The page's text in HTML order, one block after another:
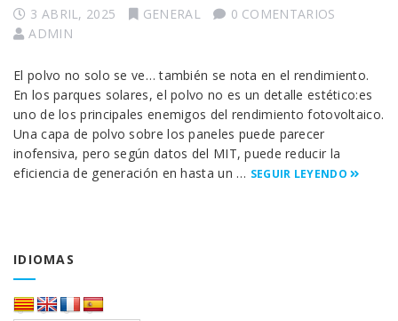
3 ABRIL, 2025 GENERAL
0 COMENTARIOS
ADMIN
El polvo no solo se ve… también se nota en el rendimiento.
En los parques solares, el polvo no es un detalle estético:es
uno de los principales enemigos del rendimiento fotovoltaico.
Una capa de polvo sobre los paneles puede parecer
inofensiva, pero según datos del MIT, puede reducir la
eficiencia de generación en hasta un … SEGUIR LEYENDO
IDIOMAS